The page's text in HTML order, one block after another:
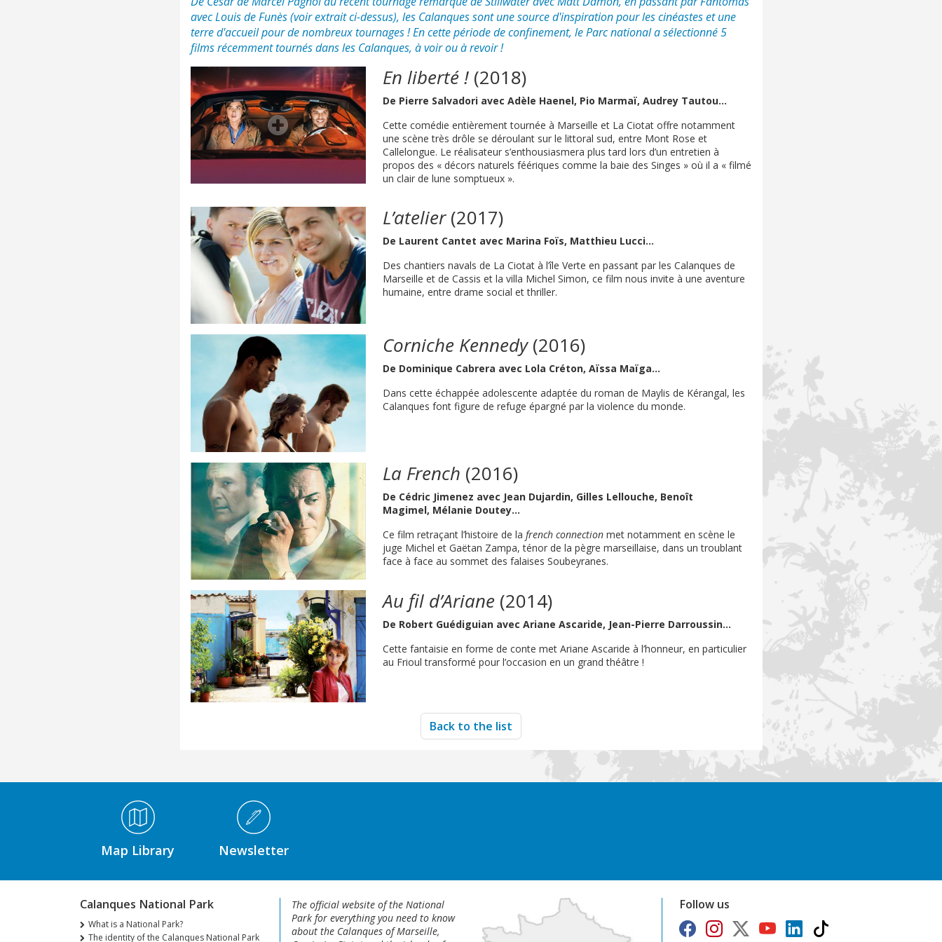
avec Louis de Funès (voir extrait ci-dessus), les Calanques sont une source d'inspiration pour les cinéastes et une
terre d'accueil pour de nombreux tournages ! En cette période de confinement, le Parc national a sélectionné 5
films récemment tournés dans les Calanques, à voir ou à revoir !
En liberté ! (2018)
De Pierre Salvadori avec Adèle Haenel, Pio Marmaï, Audrey Tautou...
Cette comédie entièrement tournée à Marseille et La Ciotat offre notamment
une scène très drôle se déroulant sur le littoral sud, entre Mont Rose et
Callelongue. Le réalisateur s’enthousiasmera plus tard lors d’un entretien à
propos des « décors naturels féériques comme la baie des Singes » où il a « filmé
un clair de lune somptueux ».
L’atelier(2017)
De Laurent Cantet avec Marina Foïs, Matthieu Lucci...
Des chantiers navals de La Ciotat à l’île Verte en passant par les Calanques de
Marseille et de Cassis et la villa Michel Simon, ce film nous invite à une aventure
humaine, entre drame social et thriller.
Corniche Kennedy(2016)
De Dominique Cabrera avec Lola Créton, Aïssa Maïga...
Dans cette échappée adolescente adaptée du roman de Maylis de Kérangal, les
Calanques font figure de refuge épargné par la violence du monde.
La French (2016)
De Cédric Jimenez avec Jean Dujardin, Gilles Lellouche, Benoît
Magimel, Mélanie Doutey...
Ce film retraçant l’histoire de lafrench connection met notamment en scène le
juge Michel et Gaëtan Zampa, ténor de la pègre marseillaise, dans un troublant
face à face au sommet des falaises Soubeyranes.
Au fil d’Ariane (2014)
De Robert Guédiguian avec Ariane Ascaride, Jean-Pierre Darroussin...
Cette fantaisie en forme de conte met Ariane Ascaride à l’honneur, en particulier
au Frioul transformé pour l’occasion en un grand théâtre !
Back to the list
Médiathèque Footer
Map Library Newsletter
Calanques National Park
What is a National Park?
The identity of the Calanques National Park
The official website of the National
Park for everything you need to know
about the Calanques of Marseille,
Follow us